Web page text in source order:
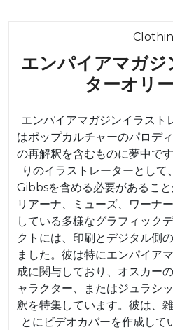
エンパイアマガジ
ターオリ
エンパイアマガジンイラスト
はポップカルチャーのパロデ
の再解釈を含むものに夢中で
りのイラストレーターとし
Gibbsを含める必要があること
リアーナ、ミューズ、ワーナ
している多様なグラフィック
クトには、印刷とデジタル側
ました。彼は特にエンパイア
成に関与しており、オスカー
ャラクター、またはジュラシ
釈を特集しています。彼は、
とにビデオカバーを作成して